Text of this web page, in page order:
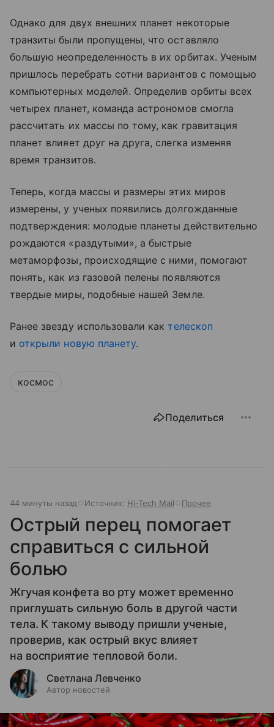
Однако для двух внешних планет некоторые
транзиты были пропущены, что оставляло
большую неопределенность в их орбитах. Ученым
пришлось перебрать сотни вариантов с помощью
компьютерных моделей. Определив орбиты всех
четырех планет, команда астрономов смогла
рассчитать их массы по тому, как гравитация
планет влияет друг на друга, слегка изменяя
время транзитов.
Теперь, когда массы и размеры этих миров
измерены, у ученых появились долгожданные
подтверждения: молодые планеты действительно
рождаются «раздутыми», а быстрые
метаморфозы, происходящие с ними, помогают
понять, как из газовой пелены появляются
твердые миры, подобные нашей Земле.
Ранее звезду использовали кактелескоп
и открыли новую планету.
космос
Поделиться
44 минуты назад Источник: Hi-Tech Mail Прочее
Острый перец помогает
справиться с сильной
болью
Жгучая конфета во рту может временно
приглушать сильную боль в другой части
тела. К такому выводу пришли ученые,
проверив, как острый вкус влияет
на восприятие тепловой боли.
Светлана Левченко
Автор новостей